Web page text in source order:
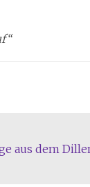
aus dem